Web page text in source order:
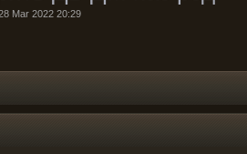
Mar 2022 20:29